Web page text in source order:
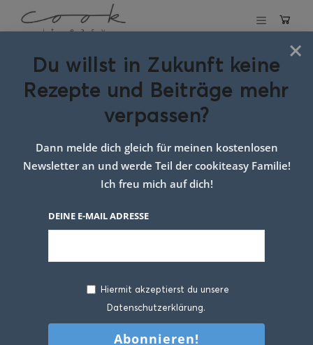
Schlagwort:
topfen
germstriezel
×
Du willst in Zukunft keine
Rezepte und Beiträge mehr
verpassen?
Dann melde dich gleich für meinen kostenlosen
Newsletter an und werde Teil der cookiteasy Familie!
Ich freu mich auf dich!
DEINE E-MAIL ADRESSE
Hiermit akzeptierst du unsere
Datenschutzerklärung.